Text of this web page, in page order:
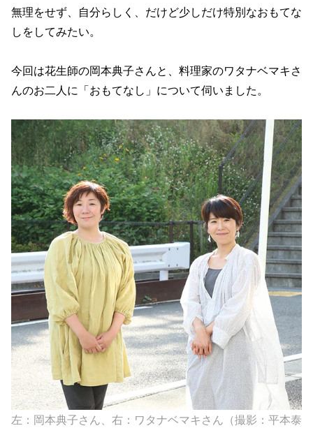
無理をせず、自分らしく、だけど少しだけ特別なおもてな
しをしてみたい。
今回は花生師の岡本典子さんと、料理家のワタナベマキさ
んのお二人に「おもてなし」について伺いました。
左：岡本典子さん、右：ワタナベマキさん（撮影：平本泰